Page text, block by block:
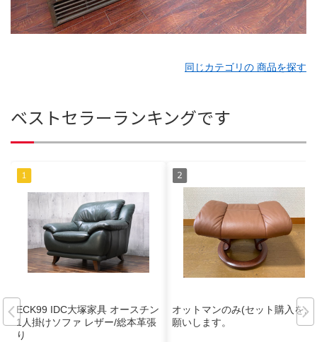
同じカテゴリの 商品を探す
ベストセラーランキングです
ECK99 IDC大塚家具 オースチン
1人掛けソファ レザー/総本革張
り
オットマンのみ(セット購入をお
願いします。